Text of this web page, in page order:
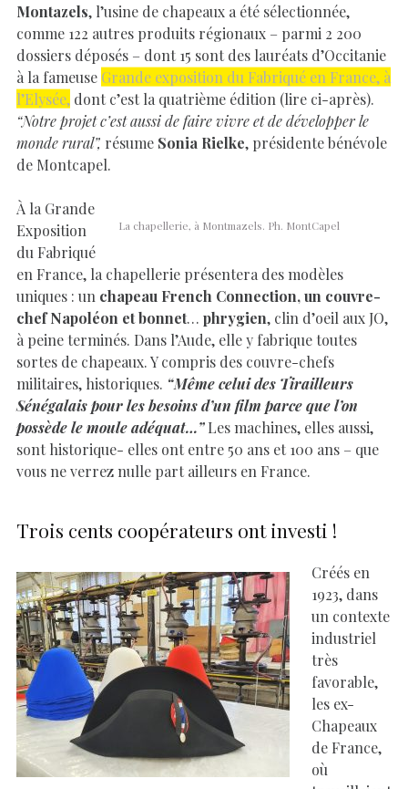
Montazels, l’usine de chapeaux a été sélectionnée,
comme 122 autres produits régionaux – parmi 2 200
dossiers déposés – dont 15 sont des lauréats d’Occitanie
à la fameuse Grande exposition du Fabriqué en France, à
l’Elysée, dont c’est la quatrième édition (lire ci-après).
“Notre projet c’est aussi de faire vivre et de développer le
monde rural”, résume Sonia Rielke, présidente bénévole
de Montcapel.
La chapellerie, à Montmazels. Ph. MontCapel
À la Grande
Exposition
du Fabriqué
en France, la chapellerie présentera des modèles
uniques : un chapeau French Connection, un couvre-
chef Napoléon et bonnet… phrygien, clin d’oeil aux JO,
à peine terminés. Dans l’Aude, elle y fabrique toutes
sortes de chapeaux. Y compris des couvre-chefs
militaires, historiques. “Même celui des Tirailleurs
Sénégalais pour les besoins d’un film parce que l’on
possède le moule adéquat…”Les machines, elles aussi,
sont historique- elles ont entre 50 ans et 100 ans – que
vous ne verrez nulle part ailleurs en France.
Trois cents coopérateurs ont investi !
Créés en
1923, dans
un contexte
industriel
très
favorable,
les ex-
Chapeaux
de France,
où